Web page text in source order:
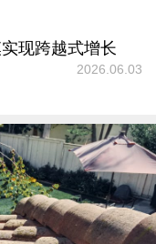
现跨越式增长
2026.06.03